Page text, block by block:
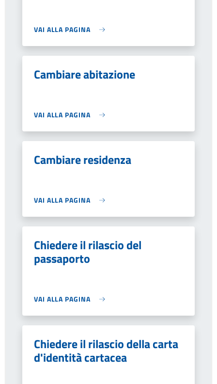
VAI ALLA PAGINA
Cambiare abitazione
VAI ALLA PAGINA
Cambiare residenza
VAI ALLA PAGINA
Chiedere il rilascio del
passaporto
VAI ALLA PAGINA
Chiedere il rilascio della carta
d'identità cartacea